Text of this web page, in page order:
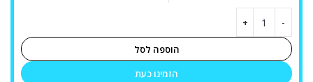
הוספה לסל
הזמינו כעת